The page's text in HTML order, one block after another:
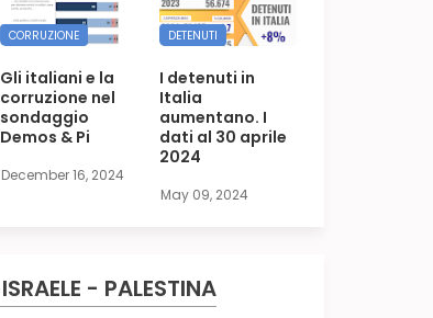
CORRUZIONE
Gli italiani e la
corruzione nel
sondaggio
Demos & Pi
December 16, 2024
DETENUTI
I detenuti in
Italia
aumentano. I
dati al 30 aprile
2024
May 09, 2024
ISRAELE - PALESTINA